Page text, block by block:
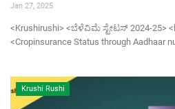
Jan 27, 2025
<Krushirushi> <ಬೆಳೆವಿಮೆ ಸ್ಟೇಟಸ್ 2024-25>
<Cropinsurance Status through Aadhaar
Krushi Rushi